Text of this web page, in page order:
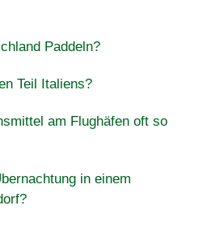
Paddeln?
Teil Italiens?
am Flughäfen oft so
in einem